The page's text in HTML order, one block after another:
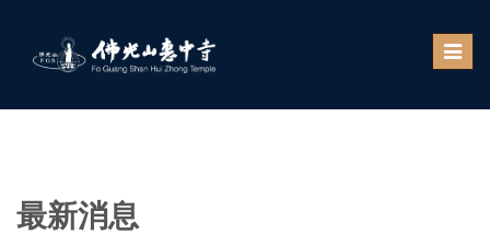
Toggle
最新消息